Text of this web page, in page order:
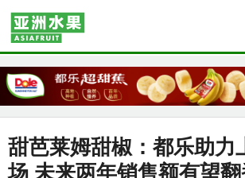
甜芭莱姆甜椒：都乐助力
场 未来两年销售额有望